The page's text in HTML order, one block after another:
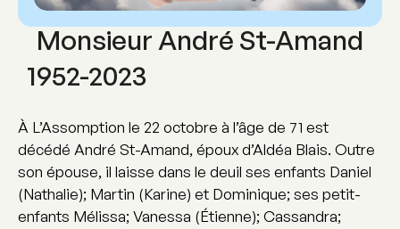
À L’Assomption le 22 octobre à l’âge de 71 est
décédé André St-Amand, époux d’Aldéa Blais. Outre
son épouse, il laisse dans le deuil ses enfants Daniel
(Nathalie); Martin (Karine) et Dominique; ses petit-
enfants Mélissa; Vanessa (Étienne); Cassandra;
Monsieur André St-Amand
1952-2023